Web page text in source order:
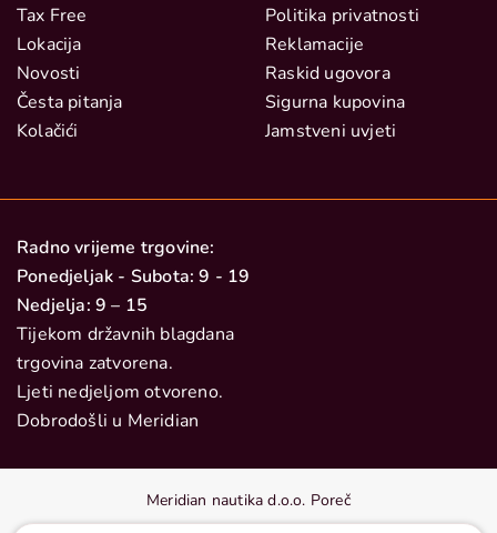
Tax Free
Lokacija
Novosti
Česta pitanja
Kolačići
Politika privatnosti
Reklamacije
Raskid ugovora
Sigurna kupovina
Jamstveni uvjeti
Radno vrijeme trgovine:
Ponedjeljak - Subota: 9 - 19
Nedjelja: 9 – 15
Tijekom državnih blagdana
trgovina zatvorena.
Ljeti nedjeljom otvoreno.
Dobrodošli u Meridian
Meridian nautika d.o.o. Poreč